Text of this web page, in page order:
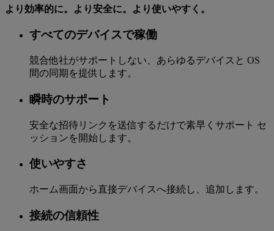
より効率的に。より安全に。より使いやすく。
すべてのデバイスで稼働
競合他社がサポートしない、あらゆるデバイスと OS
間の同期を提供します。
瞬時のサポート
安全な招待リンクを送信するだけで素早くサポート セ
ッションを開始します。
使いやすさ
ホーム画面から直接デバイスへ接続し、追加します。
接続の信頼性